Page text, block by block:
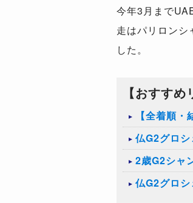
今年3月まで
走はパリロン
した。
【おすすめ
【全着順
仏G2グロ
2歳G2シャ
仏G2グロ